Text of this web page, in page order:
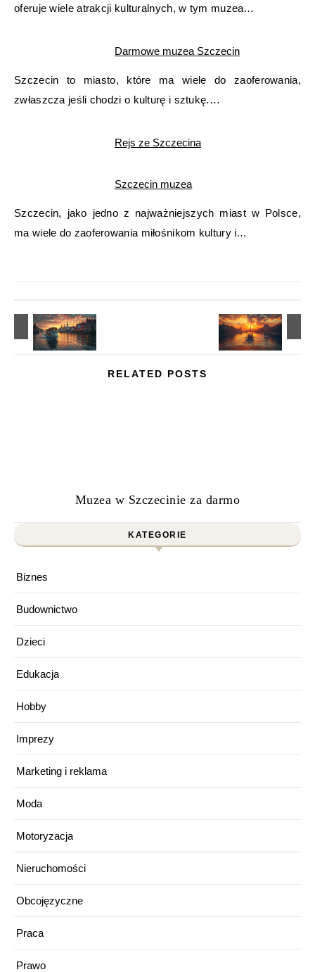
oferuje wiele atrakcji kulturalnych, w tym muzea…
Darmowe muzea Szczecin
Szczecin to miasto, które ma wiele do zaoferowania,
zwłaszcza jeśli chodzi o kulturę i sztukę.…
Rejs ze Szczecina
Szczecin muzea
Szczecin, jako jedno z najważniejszych miast w Polsce,
ma wiele do zaoferowania miłośnikom kultury i…
RELATED POSTS
Muzea w Szczecinie za darmo
KATEGORIE
Biznes
Budownictwo
Dzieci
Edukacja
Hobby
Imprezy
Marketing i reklama
Moda
Motoryzacja
Nieruchomości
Obcojęzyczne
Praca
Prawo